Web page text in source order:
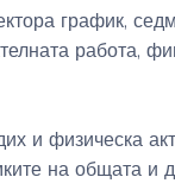
график,
работа,
и физическа
на общата и